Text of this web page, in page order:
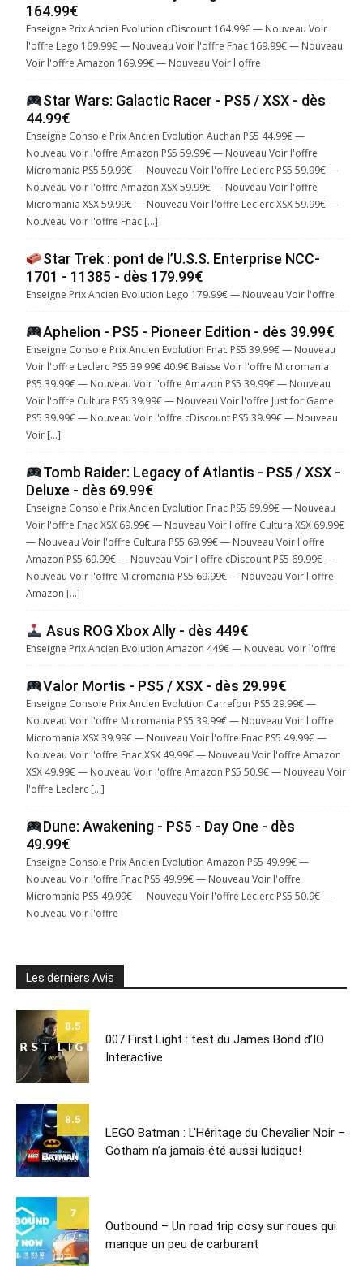
164.99€
Enseigne Prix Ancien Evolution cDiscount 164.99€ — Nouveau Voir
l'offre Lego 169.99€ — Nouveau Voir l'offre Fnac 169.99€ — Nouveau
Voir l'offre Amazon 169.99€ — Nouveau Voir l'offre
Star Wars: Galactic Racer - PS5 / XSX - dès
44.99€
Enseigne Console Prix Ancien Evolution Auchan PS5 44.99€ —
Nouveau Voir l'offre Amazon PS5 59.99€ — Nouveau Voir l'offre
Micromania PS5 59.99€ — Nouveau Voir l'offre Leclerc PS5 59.99€ —
Nouveau Voir l'offre Amazon XSX 59.99€ — Nouveau Voir l'offre
Micromania XSX 59.99€ — Nouveau Voir l'offre Leclerc XSX 59.99€ —
Nouveau Voir l'offre Fnac […]
Star Trek : pont de l’U.S.S. Enterprise NCC-
1701 - 11385 - dès 179.99€
Enseigne Prix Ancien Evolution Lego 179.99€ — Nouveau Voir l'offre
Aphelion - PS5 - Pioneer Edition - dès 39.99€
Enseigne Console Prix Ancien Evolution Fnac PS5 39.99€ — Nouveau
Voir l'offre Leclerc PS5 39.99€ 40.9€ Baisse Voir l'offre Micromania
PS5 39.99€ — Nouveau Voir l'offre Amazon PS5 39.99€ — Nouveau
Voir l'offre Cultura PS5 39.99€ — Nouveau Voir l'offre Just for Game
PS5 39.99€ — Nouveau Voir l'offre cDiscount PS5 39.99€ — Nouveau
Voir […]
Tomb Raider: Legacy of Atlantis - PS5 / XSX -
Deluxe - dès 69.99€
Enseigne Console Prix Ancien Evolution Fnac PS5 69.99€ — Nouveau
Voir l'offre Fnac XSX 69.99€ — Nouveau Voir l'offre Cultura XSX 69.99€
— Nouveau Voir l'offre Cultura PS5 69.99€ — Nouveau Voir l'offre
Amazon PS5 69.99€ — Nouveau Voir l'offre cDiscount PS5 69.99€ —
Nouveau Voir l'offre Micromania PS5 69.99€ — Nouveau Voir l'offre
Amazon […]
Asus ROG Xbox Ally - dès 449€
Enseigne Prix Ancien Evolution Amazon 449€ — Nouveau Voir l'offre
Valor Mortis - PS5 / XSX - dès 29.99€
Enseigne Console Prix Ancien Evolution Carrefour PS5 29.99€ —
Nouveau Voir l'offre Micromania PS5 39.99€ — Nouveau Voir l'offre
Micromania XSX 39.99€ — Nouveau Voir l'offre Fnac PS5 49.99€ —
Nouveau Voir l'offre Fnac XSX 49.99€ — Nouveau Voir l'offre Amazon
XSX 49.99€ — Nouveau Voir l'offre Amazon PS5 50.9€ — Nouveau Voir
l'offre Leclerc […]
Dune: Awakening - PS5 - Day One - dès
49.99€
Enseigne Console Prix Ancien Evolution Amazon PS5 49.99€ —
Nouveau Voir l'offre Fnac PS5 49.99€ — Nouveau Voir l'offre
Micromania PS5 49.99€ — Nouveau Voir l'offre Leclerc PS5 50.9€ —
Nouveau Voir l'offre
Les derniers Avis
8.5
007 First Light : test du James Bond d’IO
Interactive
8.5
LEGO Batman : L’Héritage du Chevalier Noir –
Gotham n’a jamais été aussi ludique!
7
Outbound – Un road trip cosy sur roues qui
manque un peu de carburant